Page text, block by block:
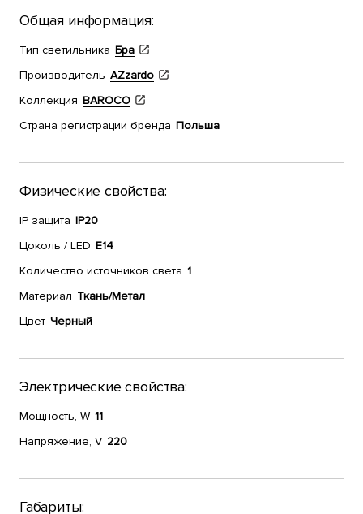
Общая информация:
Тип светильника Бра
Производитель AZzardo
Коллекция BAROCO
Страна регистрации бренда Польша
Физические свойства:
IP защита IP20
Цоколь / LED E14
Количество источников света 1
Материал Ткань/Метал
Цвет Черный
Электрические свойства:
Мощность, W 11
Напряжение, V 220
Габариты: